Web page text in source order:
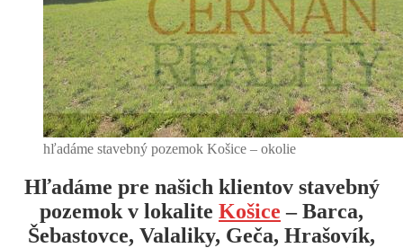
hľadáme stavebný pozemok Košice – okolie
Hľadáme pre našich klientov stavebný
pozemok v lokalite Košice –Barca,
Šebastovce, Valaliky, Geča, Hrašovík,